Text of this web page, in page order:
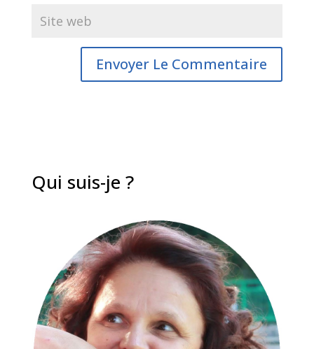
Qui suis-je ?